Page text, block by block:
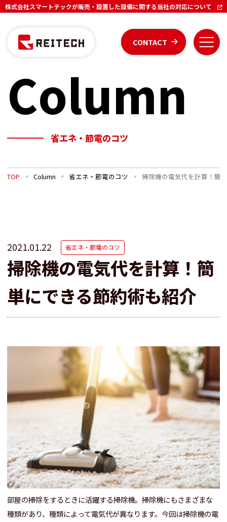
株式会社スマートテックが販売・設置した設備に関する当社の対応について
CONTACT
Column
省エネ・節電のコツ
TOP Column 省エネ・節電のコツ 掃除機の電気代を計算！簡
2021.01.22 省エネ・節電のコツ
掃除機の電気代を計算！簡
単にできる節約術も紹介
部屋の掃除をするときに活躍する掃除機。掃除機にもさまざまな
種類があり、種類によって電気代が異なります。今回は掃除機の電